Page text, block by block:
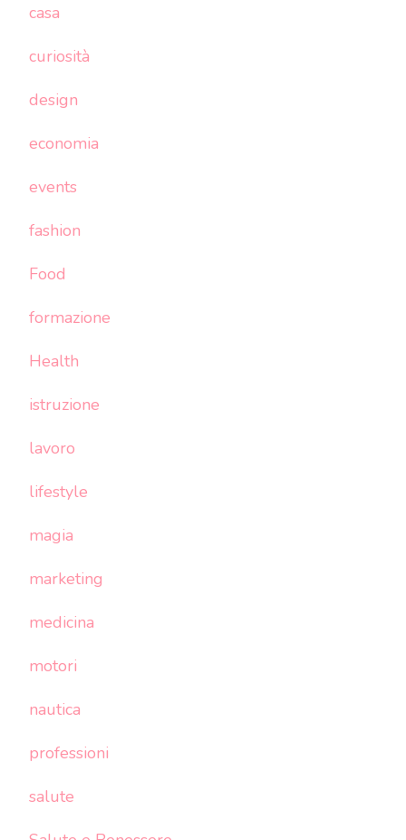
casa
curiosità
design
economia
events
fashion
Food
formazione
Health
istruzione
lavoro
lifestyle
magia
marketing
medicina
motori
nautica
professioni
salute